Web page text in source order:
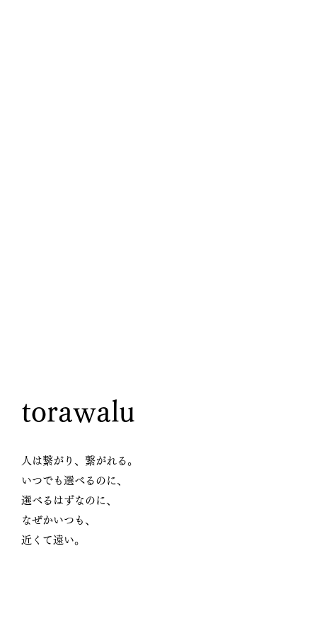
torawalu
人は繋がり、繋がれる。
いつでも選べるのに、
選べるはずなのに、
なぜかいつも、
近くて遠い。